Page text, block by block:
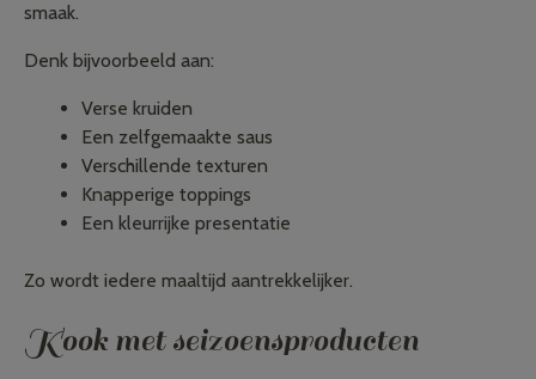
smaak.
Denk bijvoorbeeld aan:
Verse kruiden
Een zelfgemaakte saus
Verschillende texturen
Knapperige toppings
Een kleurrijke presentatie
Zo wordt iedere maaltijd aantrekkelijker.
Kook met seizoensproducten